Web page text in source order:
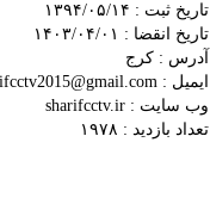
تاریخ ثبت : ۱۳۹۴/۰۵/۱۴‬
تاریخ انقضا : ۱۴۰۳/۰۴/۰۱‬
آدرس : کرج
ایمیل : sharifcctv2015@gmail.com
وب سایت : sharifcctv.ir
تعداد بازدید : ۱۹۷۸